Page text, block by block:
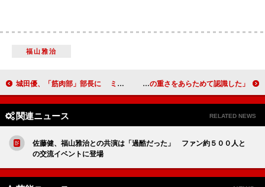
福山雅治
城田優、「筋肉部」部長に ミュージカル「ファントム」座長公演 ＡＳＫＡ被告に懲役３年、執行猶予４年の判決 「罪の重さをあらためて認識した」
関連ニュース RELATED NEWS
佐藤健、福山雅治との共演は「過酷だった」 ファン約５００人と
の交流イベントに登場